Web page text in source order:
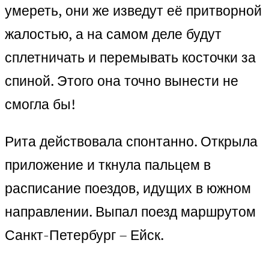
умереть, они же изведут её притворной
жалостью, а на самом деле будут
сплетничать и перемывать косточки за
спиной. Этого она точно вынести не
смогла бы!
Рита действовала спонтанно. Открыла
приложение и ткнула пальцем в
расписание поездов, идущих в южном
направлении. Выпал поезд маршрутом
Санкт-Петербург – Ейск.